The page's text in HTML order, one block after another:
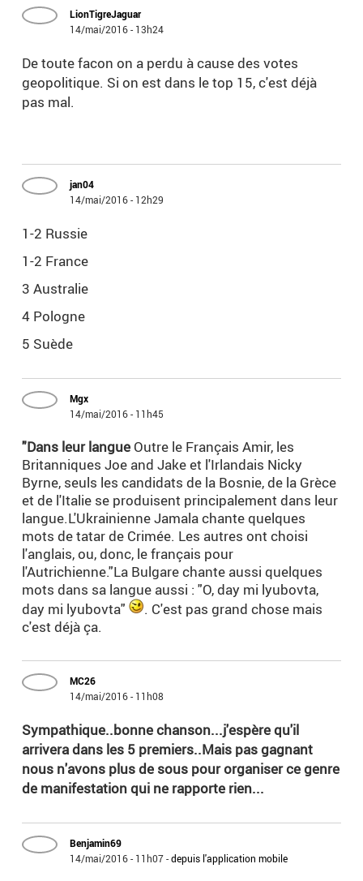
LionTigreJaguar
14/mai/2016 - 13h24
De toute facon on a perdu à cause des votes
geopolitique. Si on est dans le top 15, c'est déjà
pas mal.
jan04
14/mai/2016 - 12h29
1-2 Russie
1-2 France
3 Australie
4 Pologne
5 Suède
Mgx
14/mai/2016 - 11h45
"Dans leur langue Outre le Français Amir, les
Britanniques Joe and Jake et l'Irlandais Nicky
Byrne, seuls les candidats de la Bosnie, de la Grèce
et de l'Italie se produisent principalement dans leur
langue.L'Ukrainienne Jamala chante quelques
mots de tatar de Crimée. Les autres ont choisi
l'anglais, ou, donc, le français pour
l'Autrichienne."La Bulgare chante aussi quelques
mots dans sa langue aussi : "O, day mi lyubovta,
day mi lyubovta"
. C'est pas grand chose mais
c'est déjà ça.
MC26
14/mai/2016 - 11h08
Sympathique..bonne chanson...j'espère qu'il
arrivera dans les 5 premiers..Mais pas gagnant
nous n'avons plus de sous pour organiser ce genre
de manifestation qui ne rapporte rien...
Benjamin69
14/mai/2016 - 11h07-depuis l'application mobile